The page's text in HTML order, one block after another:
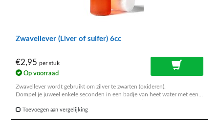
Zwavellever (Liver of sulfer) 6cc
€2,95 per stuk
Op voorraad
Zwavellever wordt gebruikt om zilver te zwarten (oxideren).
Dompel je juweel enkele seconden in een badje van heet water met een
Spoel het daarna goed af onder de kraan.
Toevoegen aan vergelijking